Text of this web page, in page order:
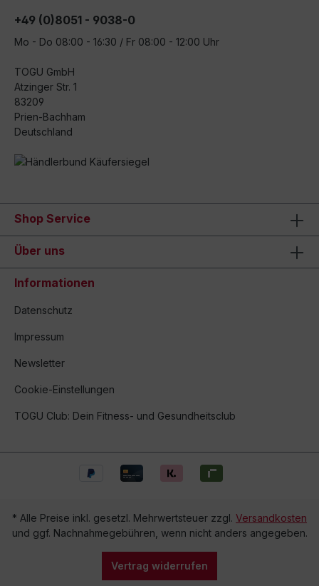
+49 (0)8051 - 9038-0
Mo - Do 08:00 - 16:30 / Fr 08:00 - 12:00 Uhr
TOGU GmbH
Atzinger Str. 1
83209
Prien-Bachham
Deutschland
Shop Service
Über uns
Informationen
Datenschutz
Impressum
Newsletter
Cookie-Einstellungen
TOGU Club: Dein Fitness- und Gesundheitsclub
* Alle Preise inkl. gesetzl. Mehrwertsteuer zzgl. Versandkosten
und ggf. Nachnahmegebühren, wenn nicht anders angegeben.
Vertrag widerrufen